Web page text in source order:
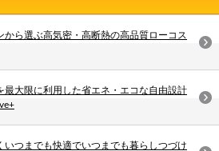
から選ぶ高気密・高断熱の高品質ローコス
最大限に利用した省エネ・エコな自由設計
いつまでも快適でいつまでも暮らしつづけ